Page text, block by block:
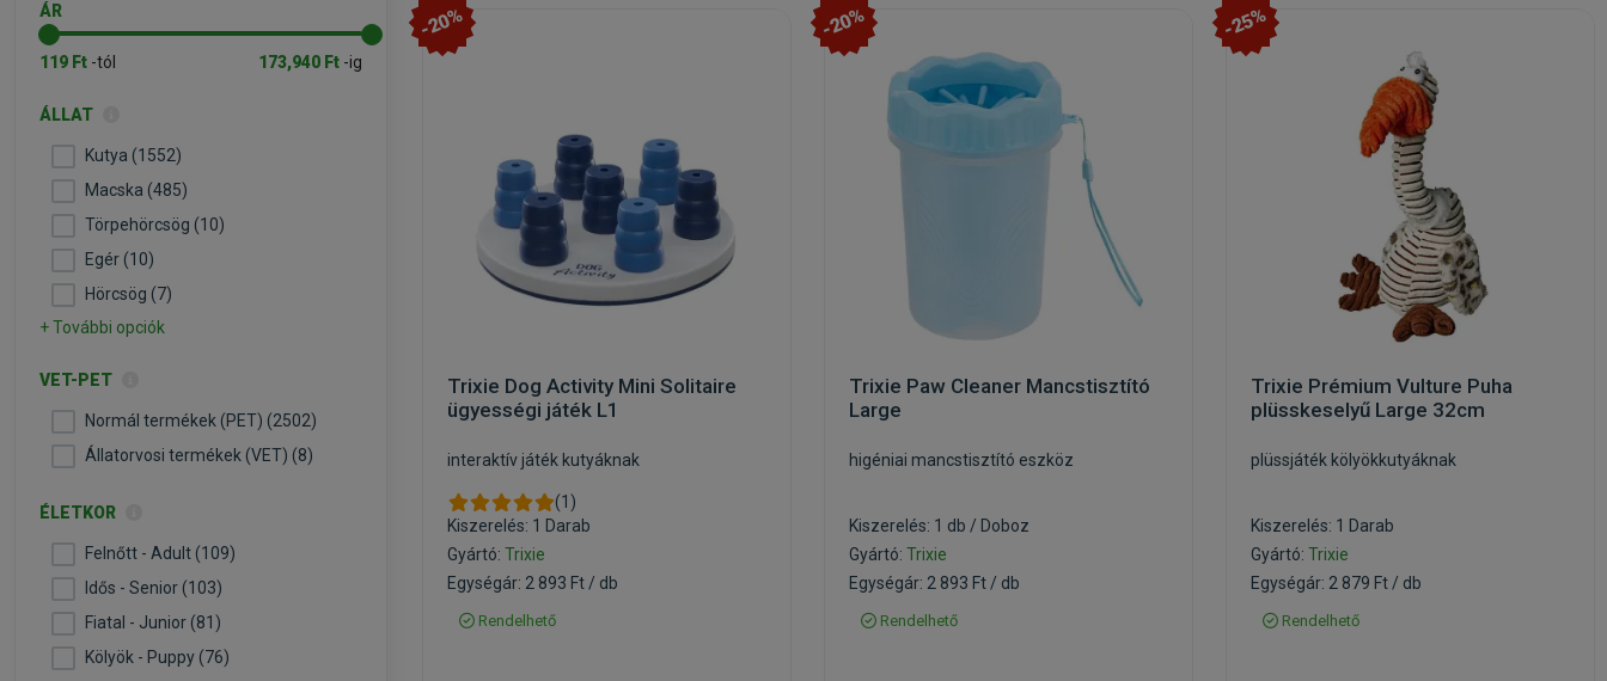
-20%
Trixie Dog Activity Mini Solitaire
ügyességi játék L1
interaktív játék kutyáknak
(1)
Kiszerelés: 1 Darab
Gyártó: Trixie
Egységár: 2 893 Ft / db
Rendelhető
-20%
Trixie Paw Cleaner Mancstisztító
Large
higéniai mancstisztító eszköz
Kiszerelés: 1 db / Doboz
Gyártó: Trixie
Egységár: 2 893 Ft / db
Rendelhető
-25%
Trixie Prémium Vulture Puha
plüsskeselyű Large 32cm
plüssjáték kölyökkutyáknak
Kiszerelés: 1 Darab
Gyártó: Trixie
Egységár: 2 879 Ft / db
Rendelhető
ÁR
119 Ft -tól 173,940 Ft -ig
ÁLLAT
Kutya (1552)
Macska (485)
Törpehörcsög (10)
Egér (10)
Hörcsög (7)
+ További opciók
VET-PET
Normál termékek (PET) (2502)
Állatorvosi termékek (VET) (8)
ÉLETKOR
Felnőtt - Adult (109)
Idős - Senior (103)
Fiatal - Junior (81)
Kölyök - Puppy (76)